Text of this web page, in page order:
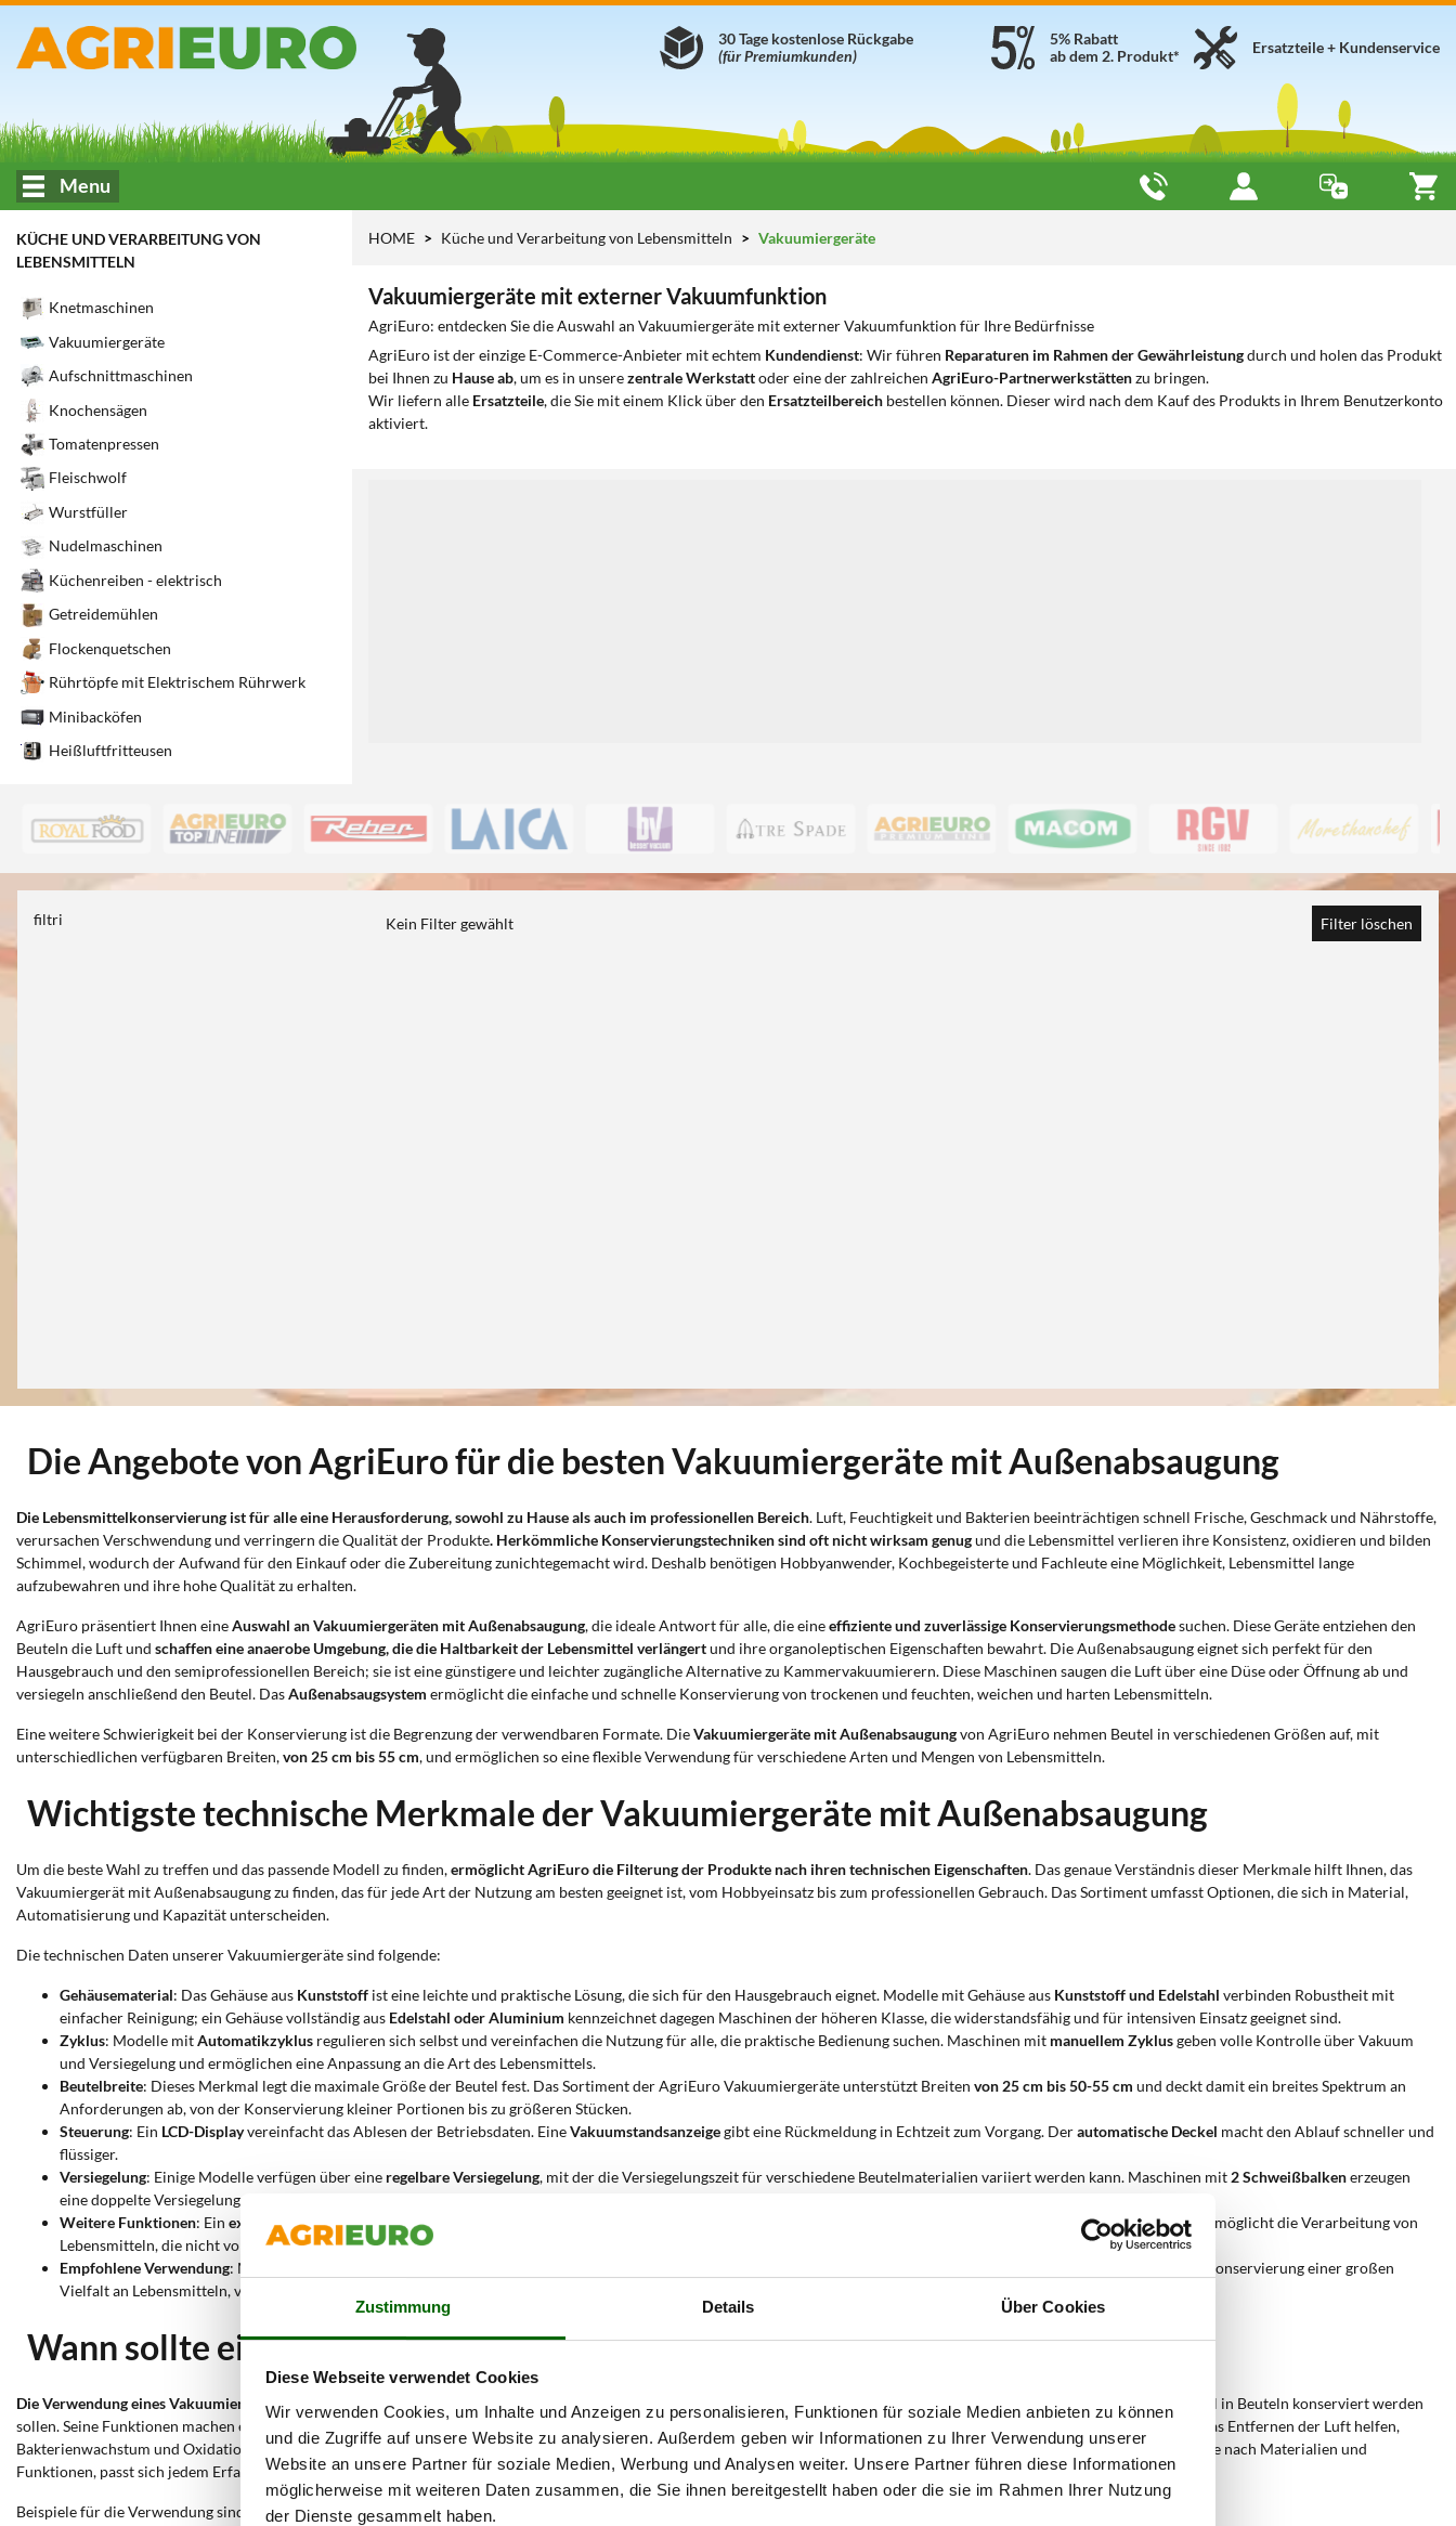
Zustimmung Details Über Cookies
Diese Webseite verwendet Cookies
Wir verwenden Cookies, um Inhalte und Anzeigen zu personalisieren, Funktionen für soziale Medien anbieten zu können
und die Zugriffe auf unsere Website zu analysieren. Außerdem geben wir Informationen zu Ihrer Verwendung unserer
Website an unsere Partner für soziale Medien, Werbung und Analysen weiter. Unsere Partner führen diese Informationen
möglicherweise mit weiteren Daten zusammen, die Sie ihnen bereitgestellt haben oder die sie im Rahmen Ihrer Nutzung
der Dienste gesammelt haben.
Ersatzteile + Kundenservice
5% Rabatt
ab dem 2. Produkt*
30 Tage kostenlose Rückgabe
(für Premiumkunden)
Menu
KÜCHE UND VERARBEITUNG VON
LEBENSMITTELN
Knetmaschinen
Vakuumiergeräte
Aufschnittmaschinen
Knochensägen
Tomatenpressen
Fleischwolf
Wurstfüller
Nudelmaschinen
Küchenreiben - elektrisch
Getreidemühlen
Flockenquetschen
Rührtöpfe mit Elektrischem Rührwerk
Minibacköfen
Heißluftfritteusen
HOME Küche und Verarbeitung von Lebensmitteln Vakuumiergeräte
Vakuumiergeräte mit externer Vakuumfunktion
AgriEuro: entdecken Sie die Auswahl an Vakuumiergeräte mit externer Vakuumfunktion für Ihre Bedürfnisse
AgriEuro ist der einzige E-Commerce-Anbieter mit echtem Kundendienst: Wir führen Reparaturen im Rahmen der Gewährleistungdurch und holen das Produkt
bei Ihnen zu Hause ab, um es in unserezentrale Werkstattoder eine der zahlreichen AgriEuro-Partnerwerkstättenzu bringen.
Wir liefern alle Ersatzteile, die Sie mit einem Klick über den Ersatzteilbereich bestellen können. Dieser wird nach dem Kauf des Produkts in Ihrem Benutzerkonto
aktiviert.
filtri Kein Filter gewählt Filter löschen
Die Angebote von AgriEuro für die besten Vakuumiergeräte mit Außenabsaugung
Die Lebensmittelkonservierung ist für alle eine Herausforderung, sowohl zu Hause als auch im professionellen Bereich. Luft, Feuchtigkeit und Bakterien beeinträchtigen schnell Frische, Geschmack und Nährstoffe,
verursachen Verschwendung und verringern die Qualität der Produkte. Herkömmliche Konservierungstechniken sind oft nicht wirksam genugund die Lebensmittel verlieren ihre Konsistenz, oxidieren und bilden
Schimmel, wodurch der Aufwand für den Einkauf oder die Zubereitung zunichtegemacht wird. Deshalb benötigen Hobbyanwender, Kochbegeisterte und Fachleute eine Möglichkeit, Lebensmittel lange
aufzubewahren und ihre hohe Qualität zu erhalten.
AgriEuro präsentiert Ihnen eineAuswahl an Vakuumiergeräten mit Außenabsaugung, die ideale Antwort für alle, die eineeffiziente und zuverlässige Konservierungsmethodesuchen. Diese Geräte entziehen den
Beuteln die Luft und schaffen eine anaerobe Umgebung, die die Haltbarkeit der Lebensmittel verlängertund ihre organoleptischen Eigenschaften bewahrt. Die Außenabsaugung eignet sich perfekt für den
Hausgebrauch und den semiprofessionellen Bereich; sie ist eine günstigere und leichter zugängliche Alternative zu Kammervakuumierern. Diese Maschinen saugen die Luft über eine Düse oder Öffnung ab und
versiegeln anschließend den Beutel. DasAußenabsaugsystem ermöglicht die einfache und schnelle Konservierung von trockenen und feuchten, weichen und harten Lebensmitteln.
Eine weitere Schwierigkeit bei der Konservierung ist die Begrenzung der verwendbaren Formate. DieVakuumiergeräte mit Außenabsaugungvon AgriEuro nehmen Beutel in verschiedenen Größen auf, mit
unterschiedlichen verfügbaren Breiten,von 25 cm bis 55 cm, und ermöglichen so eine flexible Verwendung für verschiedene Arten und Mengen von Lebensmitteln.
Wichtigste technische Merkmale der Vakuumiergeräte mit Außenabsaugung
Um die beste Wahl zu treffen und das passende Modell zu finden,ermöglicht AgriEuro die Filterung der Produkte nach ihren technischen Eigenschaften. Das genaue Verständnis dieser Merkmale hilft Ihnen, das
Vakuumiergerät mit Außenabsaugung zu finden, das für jede Art der Nutzung am besten geeignet ist, vom Hobbyeinsatz bis zum professionellen Gebrauch. Das Sortiment umfasst Optionen, die sich in Material,
Automatisierung und Kapazität unterscheiden.
Die technischen Daten unserer Vakuumiergeräte sind folgende:
Gehäusematerial: Das Gehäuse aus Kunststoff ist eine leichte und praktische Lösung, die sich für den Hausgebrauch eignet. Modelle mit Gehäuse aus Kunststoff und Edelstahl verbinden Robustheit mit
einfacher Reinigung; ein Gehäuse vollständig aus Edelstahl oder Aluminium kennzeichnet dagegen Maschinen der höheren Klasse, die widerstandsfähig und für intensiven Einsatz geeignet sind.
Zyklus: Modelle mitAutomatikzyklus regulieren sich selbst und vereinfachen die Nutzung für alle, die praktische Bedienung suchen. Maschinen mit manuellem Zyklusgeben volle Kontrolle über Vakuum
und Versiegelung und ermöglichen eine Anpassung an die Art des Lebensmittels.
Beutelbreite: Dieses Merkmal legt die maximale Größe der Beutel fest. Das Sortiment der AgriEuro Vakuumiergeräte unterstützt Breiten von 25 cm bis 50-55 cm und deckt damit ein breites Spektrum an
Anforderungen ab, von der Konservierung kleiner Portionen bis zu größeren Stücken.
Steuerung: Ein LCD-Displayvereinfacht das Ablesen der Betriebsdaten. EineVakuumstandsanzeigegibt eine Rückmeldung in Echtzeit zum Vorgang. Derautomatische Deckel macht den Ablauf schneller und
flüssiger.
Versiegelung: Einige Modelle verfügen über eine regelbare Versiegelung, mit der die Versiegelungszeit für verschiedene Beutelmaterialien variiert werden kann. Maschinen mit 2 Schweißbalkenerzeugen
eine doppelte Versiegelung, verstärken den Halt und verlängern die Konservierung der Lebensmittel.
Weitere Funktionen: Ein externer Flüssigkeitsfilterträgt dazu bei, die Lebensdauer der Pumpe zu schützen, indem er sie vor dem Ansaugen von Flüssigkeiten bewahrt, und ermöglicht die Verarbeitung von
Lebensmitteln, die nicht vollständig trocken sind.
Empfohlene Verwendung: Maschinen mit spezifischer Funktion für
ermöglichen eine optimale Konservierung einer großen
Vielfalt an Lebensmitteln, von Backwaren bis zu Frischfleisch, von Hülsenfrüchten bis zu empfindlicherem Gemüse.
Wann sollte ein Vakuumiergerät mit Außenabsaugung verwendet werden?
Die Verwendung eines Vakuumiergeräts mit Außenabsaugung ist in verschiedenen Bereichen ideal, sowohl im Haushalt als auch im semiprofessionellen Umfeld,
wenn Lebensmittel in Beuteln konserviert werden
sollen. Seine Funktionen machen es perfekt, um die Frische einer großen Produktvielfalt zu verlängern, von trockenen bis zu feuchten Zutaten. Die
und das Entfernen der Luft helfen,
Bakterienwachstum und Oxidation zu verhindern, wodurch die nährstoffbezogenen und organoleptischen Eigenschaften der Lebensmittel erhalten bleiben. Die Wahl des Modells, je nach Materialien und
Funktionen, passt sich jedem Erfahrungsniveau an, vom Kochbegeisterten, der Mahlzeiten für die Woche vorbereitet, bis zum erfahrenen Koch, der seine Vorräte optimiert.
Beispiele für die Verwendung sind: